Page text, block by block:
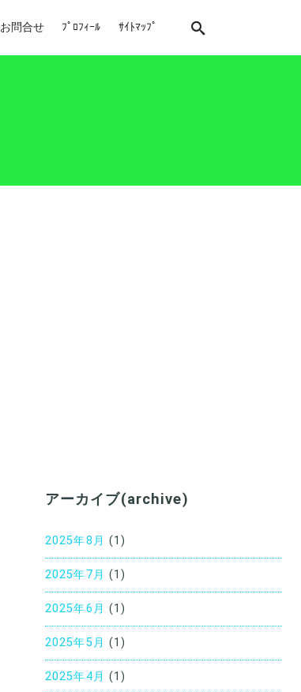
お問合せ ﾌﾟﾛﾌｨｰﾙ ｻｲﾄﾏｯﾌﾟ
アーカイブ(archive)
2025年8月 (1)
2025年7月 (1)
2025年6月 (1)
2025年5月 (1)
2025年4月 (1)